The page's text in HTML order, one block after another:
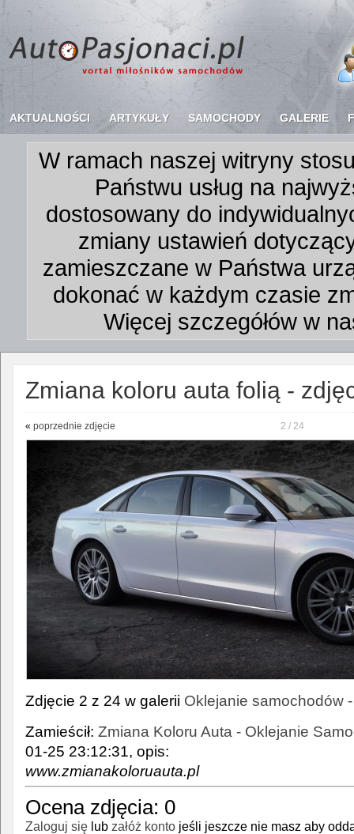
AKTUALNOŚCI ARTYKUŁY SAMOCHODY GALERIE
W ramach naszej witryny
Państwu usług na
dostosowany do
zmiany ustawień
zamieszczane w Państwa
dokonać w każdym czasie
Więcej szczegółów w
Zmiana koloru auta folią -
« poprzednie zdjęcie 2 / 24
Zdjęcie 2 z 24 w galerii Oklejanie samochodów
Zamieścił: Zmiana Koloru Auta - Oklejanie
01-25 23:12:31, opis:
www.zmianakoloruauta.pl
Ocena zdjęcia: 0
Zaloguj się lub załóż konto jeśli jeszcze nie masz aby